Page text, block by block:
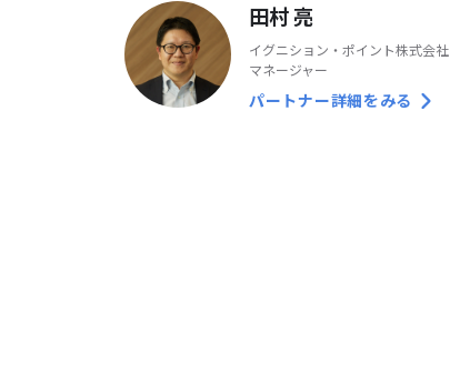
田村 亮
イグニション・ポイント株式会社
マネージャー
パートナー詳細をみる